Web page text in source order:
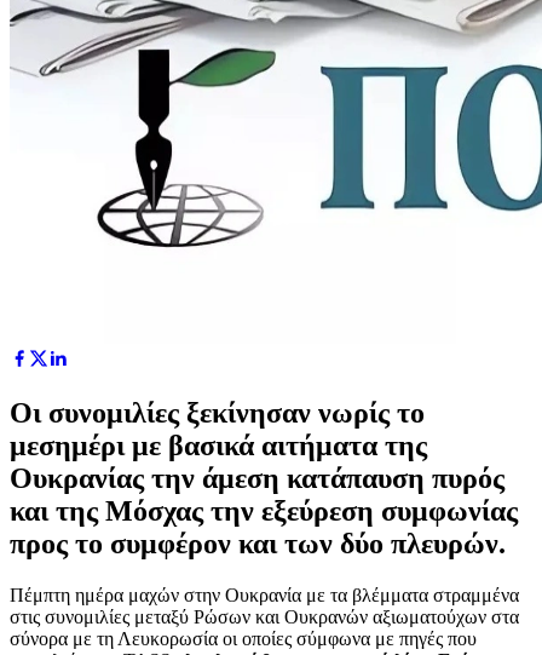
Οι συνομιλίες ξεκίνησαν νωρίς το
μεσημέρι με βασικά αιτήματα της
Ουκρανίας την άμεση κατάπαυση πυρός
και της Μόσχας την εξεύρεση συμφωνίας
προς το συμφέρον και των δύο πλευρών.
Πέμπτη ημέρα μαχών στην Ουκρανία με τα βλέμματα στραμμένα
στις συνομιλίες μεταξύ Ρώσων και Ουκρανών αξιωματούχων στα
σύνορα με τη Λευκορωσία οι οποίες σύμφωνα με πηγές που